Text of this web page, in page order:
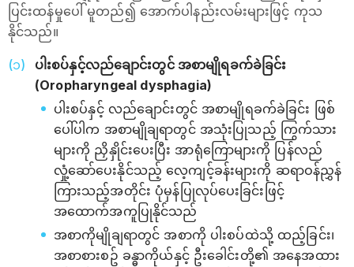
ပြင်းထန်မှုပေါ် မူတည်၍ အောက်ပါနည်းလမ်းများဖြင့် ကုသ
နိုင်သည်။
ပါးစပ်နှင့်လည်ချောင်းတွင် အစာမျိုရခက်ခဲခြင်း
(Oropharyngeal dysphagia)
ပါးစပ်နှင့် လည်ချောင်းတွင် အစာမျိုရခက်ခဲခြင်း ဖြစ်
ပေါ်ပါက အစာမျိုချရာတွင် အသုံးပြုသည့် ကြွက်သား
များကို ညှိနှိုင်းပေးပြီး အာရုံကြောများကို ပြန်လည်
လှုံ့ဆော်ပေးနိုင်သည့် လေ့ကျင့်ခန်းများကို ဆရာဝန်ညွှန်
ကြားသည့်အတိုင်း ပုံမှန်ပြုလုပ်ပေးခြင်းဖြင့်
အထောက်အကူပြုနိုင်သည်
အစာကိုမျိုချရာတွင် အစာကို ပါးစပ်ထဲသို့ ထည့်ခြင်း၊
အစာစားစဥ် ခန္ဓာကိုယ်နှင့် ဦးခေါင်းတို့၏ အနေအထား